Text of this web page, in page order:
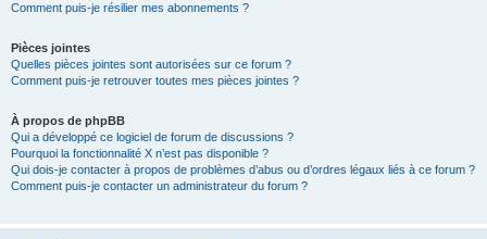
Comment puis-je résilier mes abonnements ?
Pièces jointes
Quelles pièces jointes sont autorisées sur ce forum ?
Comment puis-je retrouver toutes mes pièces jointes ?
À propos de phpBB
Qui a développé ce logiciel de forum de discussions ?
Pourquoi la fonctionnalité X n’est pas disponible ?
Qui dois-je contacter à propos de problèmes d’abus ou d’ordres légaux liés à ce forum ?
Comment puis-je contacter un administrateur du forum ?